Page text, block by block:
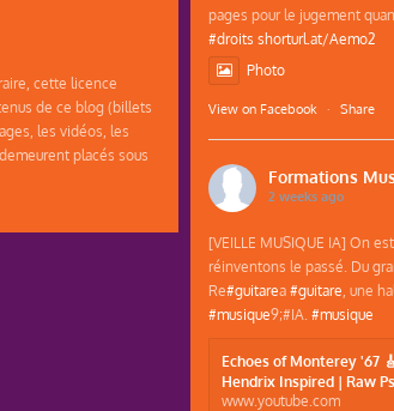
cette licence
de ce blog (billets
les vidéos, les
placés sous
pages pour le jugement
#droits shorturl.at/Aemo2
Photo
View on Facebook · Share
Formations
2 weeks ago
[VEILLE MUSIQUE IA] On
réinventons le passé. Du
Re#guitarea#guitare , une
#musique9;#IA. #musique
Echoes of Monterey '67
Hendrix Inspired | Raw
www.youtube.com